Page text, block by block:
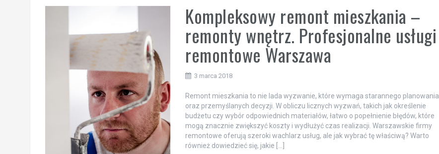
Kompleksowy remont mieszkania –
remonty wnętrz. Profesjonalne usługi
remontowe Warszawa
3 marca 2018
Remont mieszkania to nie lada wyzwanie, które wymaga starannego planowania
oraz przemyślanych decyzji. W obliczu licznych wyzwań, takich jak określenie
budżetu czy wybór odpowiednich materiałów, łatwo o popełnienie błędów, które
mogą znacznie zwiększyć koszty i wydłużyć czas realizacji. Warszawskie firmy
remontowe oferują szeroki wachlarz usług, ale jak wybrać tę właściwą? Warto
również dowiedzieć się, jakie […]